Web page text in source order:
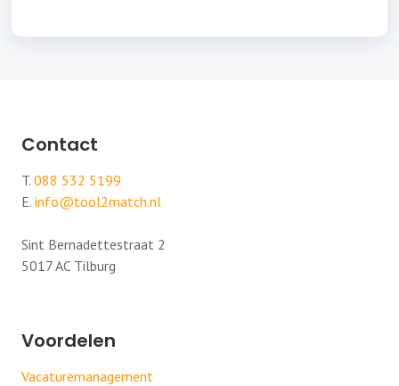
Contact
T. 088 532 5199
E. info@tool2match.nl
Sint Bernadettestraat 2
5017 AC Tilburg
Voordelen
Vacaturemanagement